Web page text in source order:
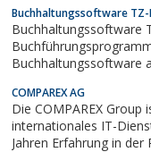
Buchhaltungssoftware TZ-
Buchhaltungssoftware TZ-
Buchhaltungssoftware
COMPAREX AG
Die COMPAREX
internationales IT-
Jahren Erfahrung in der